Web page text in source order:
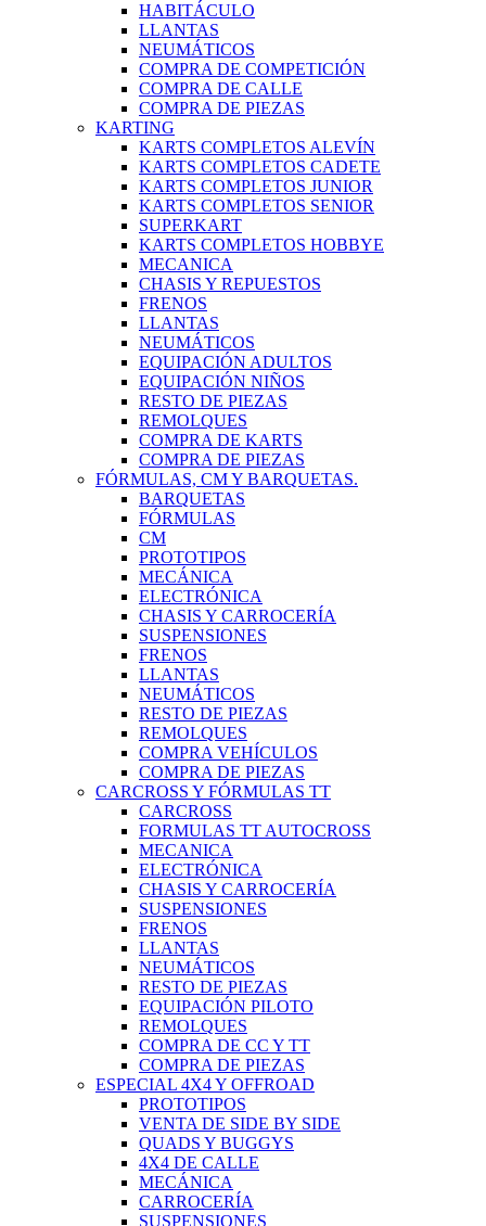
HABITÁCULO
LLANTAS
NEUMÁTICOS
COMPRA DE COMPETICIÓN
COMPRA DE CALLE
COMPRA DE PIEZAS
KARTING
KARTS COMPLETOS ALEVÍN
KARTS COMPLETOS CADETE
KARTS COMPLETOS JUNIOR
KARTS COMPLETOS SENIOR
SUPERKART
KARTS COMPLETOS HOBBYE
MECANICA
CHASIS Y REPUESTOS
FRENOS
LLANTAS
NEUMÁTICOS
EQUIPACIÓN ADULTOS
EQUIPACIÓN NIÑOS
RESTO DE PIEZAS
REMOLQUES
COMPRA DE KARTS
COMPRA DE PIEZAS
FÓRMULAS, CM Y BARQUETAS.
BARQUETAS
FÓRMULAS
CM
PROTOTIPOS
MECÁNICA
ELECTRÓNICA
CHASIS Y CARROCERÍA
SUSPENSIONES
FRENOS
LLANTAS
NEUMÁTICOS
RESTO DE PIEZAS
REMOLQUES
COMPRA VEHÍCULOS
COMPRA DE PIEZAS
CARCROSS Y FÓRMULAS TT
CARCROSS
FORMULAS TT AUTOCROSS
MECANICA
ELECTRÓNICA
CHASIS Y CARROCERÍA
SUSPENSIONES
FRENOS
LLANTAS
NEUMÁTICOS
RESTO DE PIEZAS
EQUIPACIÓN PILOTO
REMOLQUES
COMPRA DE CC Y TT
COMPRA DE PIEZAS
ESPECIAL 4X4 Y OFFROAD
PROTOTIPOS
VENTA DE SIDE BY SIDE
QUADS Y BUGGYS
4X4 DE CALLE
MECÁNICA
CARROCERÍA
SUSPENSIONES